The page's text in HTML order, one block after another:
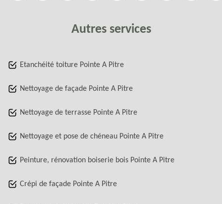
Autres services
Etanchéité toiture Pointe A Pitre
Nettoyage de façade Pointe A Pitre
Nettoyage de terrasse Pointe A Pitre
Nettoyage et pose de chéneau Pointe A Pitre
Peinture, rénovation boiserie bois Pointe A Pitre
Crépi de façade Pointe A Pitre